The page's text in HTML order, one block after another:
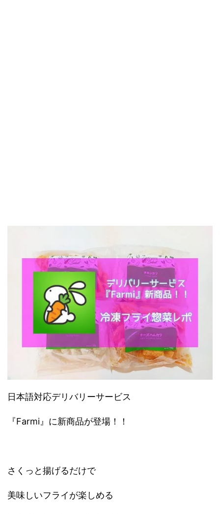
日本語対応デリバリーサービス
『Farmi』に新商品が登場！！
さくっと揚げるだけで
美味しいフライが楽しめる